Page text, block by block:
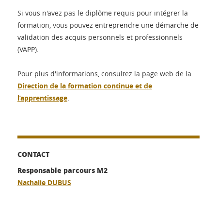
Si vous n'avez pas le diplôme requis pour intégrer la
formation, vous pouvez entreprendre une démarche de
validation des acquis personnels et professionnels
(VAPP).
Pour plus d'informations, consultez la page web de la
Direction de la formation continue et de
l’apprentissage
CONTACT
Responsable parcours M2
Nathalie DUBUS